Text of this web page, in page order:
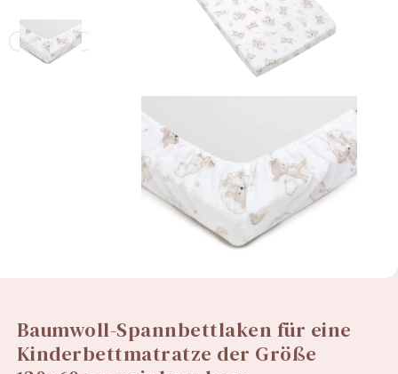
Baumwoll-Spannbettlaken für eine
Kinderbettmatratze der Größe